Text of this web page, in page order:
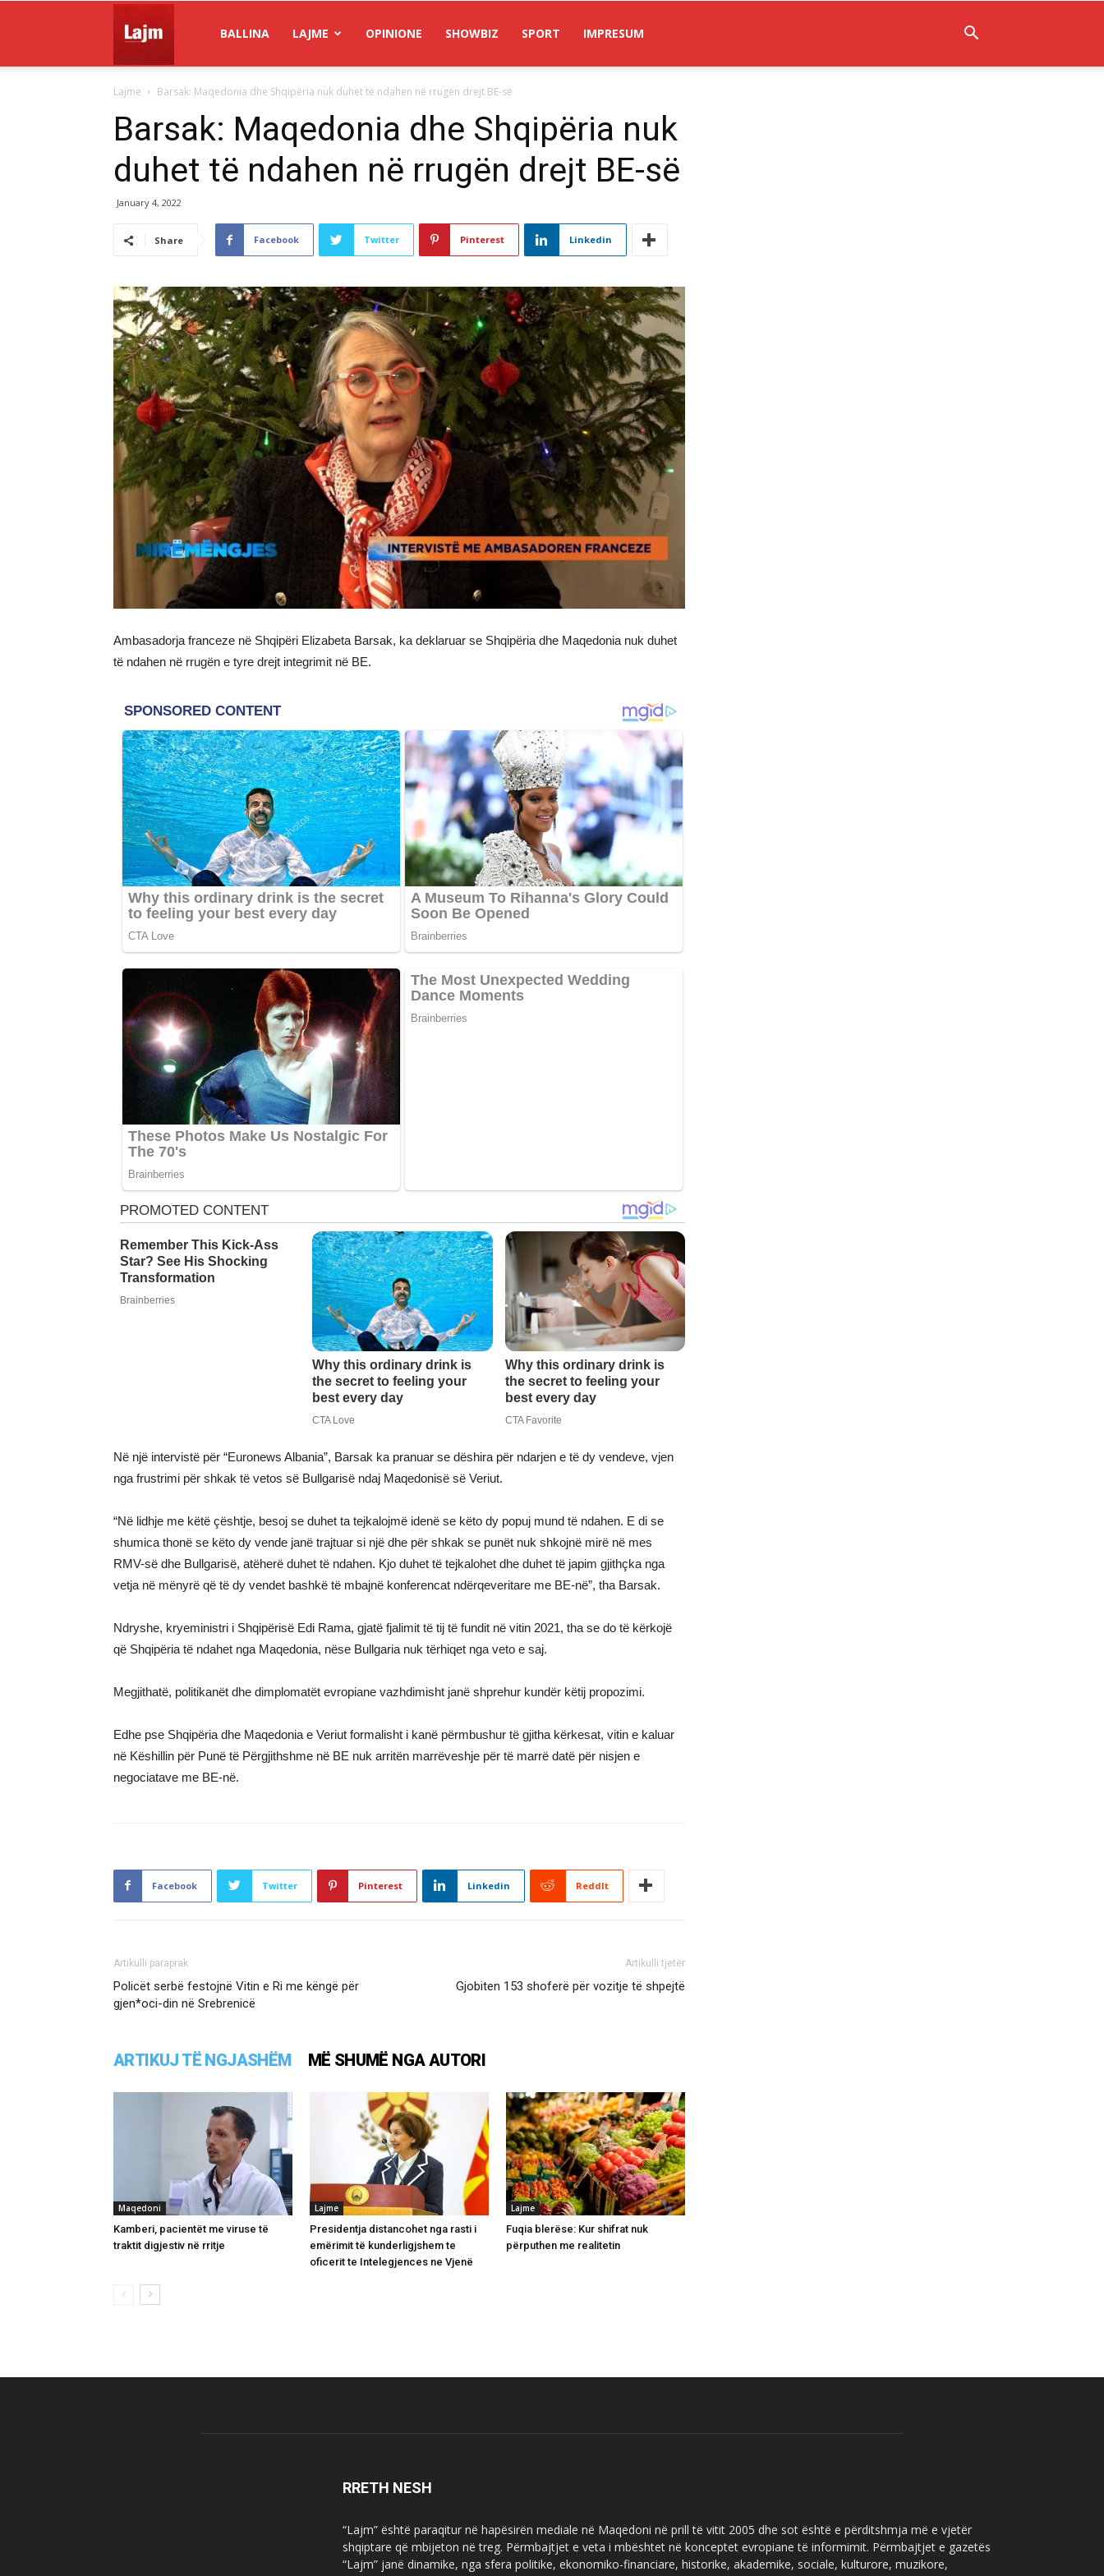
Lajm
BALLINA LAJME OPINIONE SHOWBIZ SPORT IMPRESUM
Lajme Barsak: Maqedonia dhe Shqipëria nuk duhet të ndahen në rrugën drejt BE-së
Barsak: Maqedonia dhe Shqipëria nuk
duhet të ndahen në rrugën drejt BE-së
January 4, 2022
Share Facebook Twitter Pinterest Linkedin
Ambasadorja franceze në Shqipëri Elizabeta Barsak, ka deklaruar se Shqipëria dhe Maqedonia nuk duhet
të ndahen në rrugën e tyre drejt integrimit në BE.
Në një intervistë për “Euronews Albania”, Barsak ka pranuar se dëshira për ndarjen e të dy vendeve, vjen
nga frustrimi për shkak të vetos së Bullgarisë ndaj Maqedonisë së Veriut.
“Në lidhje me këtë çështje, besoj se duhet ta tejkalojmë idenë se këto dy popuj mund të ndahen. E di se
shumica thonë se këto dy vende janë trajtuar si një dhe për shkak se punët nuk shkojnë mirë në mes
RMV-së dhe Bullgarisë, atëherë duhet të ndahen. Kjo duhet të tejkalohet dhe duhet të japim gjithçka nga
vetja në mënyrë që të dy vendet bashkë të mbajnë konferencat ndërqeveritare me BE-në”, tha Barsak.
Ndryshe, kryeministri i Shqipërisë Edi Rama, gjatë fjalimit të tij të fundit në vitin 2021, tha se do të kërkojë
që Shqipëria të ndahet nga Maqedonia, nëse Bullgaria nuk tërhiqet nga veto e saj.
Megjithatë, politikanët dhe dimplomatët evropiane vazhdimisht janë shprehur kundër këtij propozimi.
Edhe pse Shqipëria dhe Maqedonia e Veriut formalisht i kanë përmbushur të gjitha kërkesat, vitin e kaluar
në Këshillin për Punë të Përgjithshme në BE nuk arritën marrëveshje për të marrë datë për nisjen e
negociatave me BE-në.
Facebook Twitter Pinterest Linkedin ReddIt
Artikulli paraprak
Policët serbë festojnë Vitin e Ri me këngë për
gjen*oci-din në Srebrenicë
Artikulli tjetër
Gjobiten 153 shoferë për vozitje të shpejtë
ARTIKUJ TË NGJASHËM MË SHUMË NGA AUTORI
Maqedoni
Kamberi, pacientët me viruse të
traktit digjestiv në rritje
Lajme
Presidentja distancohet nga rasti i
emërimit të kunderligjshem te
oficerit te Intelegjences ne Vjenë
Lajme
Fuqia blerëse: Kur shifrat nuk
përputhen me realitetin
RRETH NESH
“Lajm” është paraqitur në hapësirën mediale në Maqedoni në prill të vitit 2005 dhe sot është e përditshmja më e vjetër
shqiptare që mbijeton në treg. Përmbajtjet e veta i mbështet në konceptet evropiane të informimit. Përmbajtjet e gazetës
“Lajm” janë dinamike, nga sfera politike, ekonomiko-financiare, historike, akademike, sociale, kulturore, muzikore,